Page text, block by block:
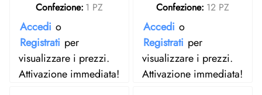
Confezione: 1 PZ
Accedi o
Registrati per
visualizzare i prezzi.
Attivazione immediata!
Confezione: 12 PZ
Accedi o
Registrati per
visualizzare i prezzi.
Attivazione immediata!